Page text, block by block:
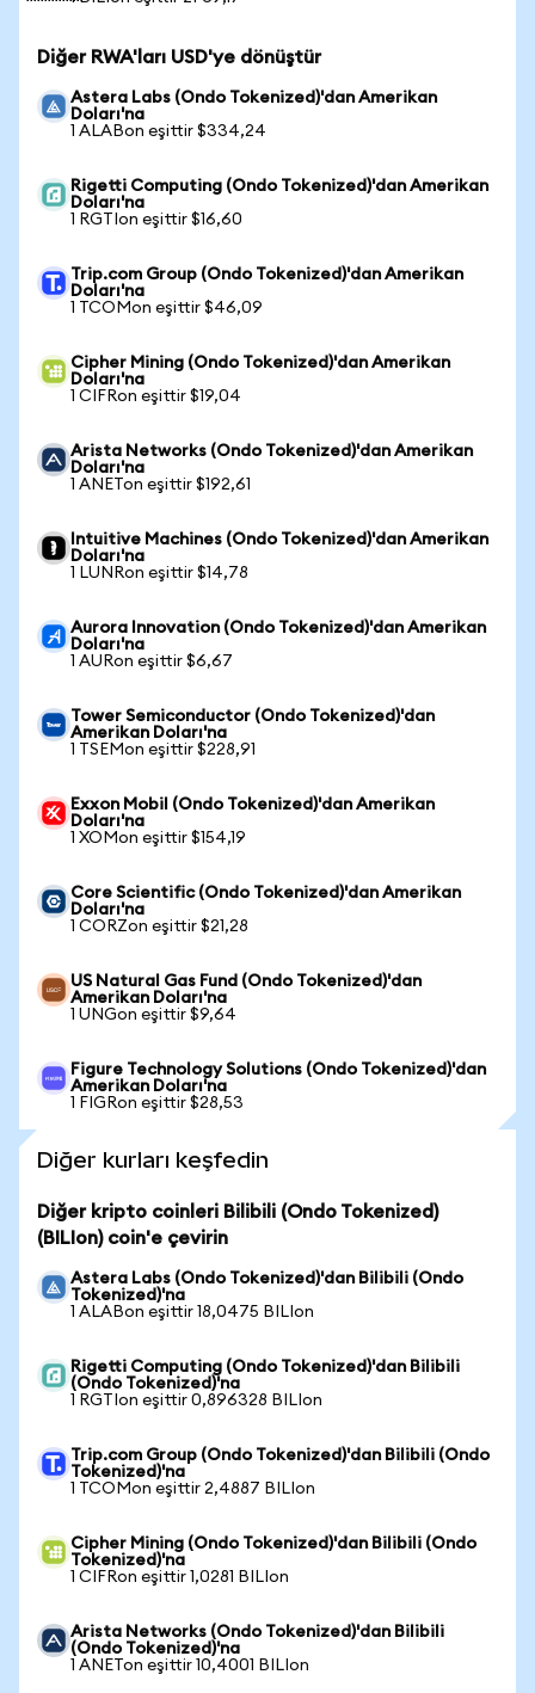
Diğer RWA'ları USD'ye dönüştür
Astera Labs (Ondo Tokenized)'dan Amerikan
Doları'na
1 ALABon eşittir $334,24
Rigetti Computing (Ondo Tokenized)'dan Amerikan
Doları'na
1 RGTIon eşittir $16,60
Trip.com Group (Ondo Tokenized)'dan Amerikan
Doları'na
1 TCOMon eşittir $46,09
Cipher Mining (Ondo Tokenized)'dan Amerikan
Doları'na
1 CIFRon eşittir $19,04
Arista Networks (Ondo Tokenized)'dan Amerikan
Doları'na
1 ANETon eşittir $192,61
Intuitive Machines (Ondo Tokenized)'dan Amerikan
Doları'na
1 LUNRon eşittir $14,78
Aurora Innovation (Ondo Tokenized)'dan Amerikan
Doları'na
1 AURon eşittir $6,67
Tower Semiconductor (Ondo Tokenized)'dan
Amerikan Doları'na
1 TSEMon eşittir $228,91
Exxon Mobil (Ondo Tokenized)'dan Amerikan
Doları'na
1 XOMon eşittir $154,19
Core Scientific (Ondo Tokenized)'dan Amerikan
Doları'na
1 CORZon eşittir $21,28
US Natural Gas Fund (Ondo Tokenized)'dan
Amerikan Doları'na
1 UNGon eşittir $9,64
Figure Technology Solutions (Ondo Tokenized)'dan
Amerikan Doları'na
1 FIGRon eşittir $28,53
Diğer kurları keşfedin
Diğer kripto coinleri Bilibili (Ondo Tokenized)
(BILIon) coin'e çevirin
Astera Labs (Ondo Tokenized)'dan Bilibili (Ondo
Tokenized)'na
1 ALABon eşittir 18,0475 BILIon
Rigetti Computing (Ondo Tokenized)'dan Bilibili
(Ondo Tokenized)'na
1 RGTIon eşittir 0,896328 BILIon
Trip.com Group (Ondo Tokenized)'dan Bilibili (Ondo
Tokenized)'na
1 TCOMon eşittir 2,4887 BILIon
Cipher Mining (Ondo Tokenized)'dan Bilibili (Ondo
Tokenized)'na
1 CIFRon eşittir 1,0281 BILIon
Arista Networks (Ondo Tokenized)'dan Bilibili
(Ondo Tokenized)'na
1 ANETon eşittir 10,4001 BILIon